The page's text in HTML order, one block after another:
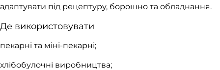
адаптувати під рецептуру, борошно та обладнання.
Де використовувати
пекарні та міні-пекарні;
хлібобулочні виробництва;